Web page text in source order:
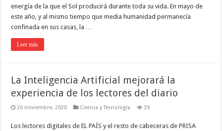
energía de la que el Sol producirá durante toda su vida. En mayo de
este año, y al mismo tiempo que media humanidad permanecía
confinada en sus casas, la …
Leer más
La Inteligencia Artificial mejorará la
experiencia de los lectores del diario
26 noviembre, 2020 Ciencia y Tecnología 39
Los lectores digitales de EL PAÍS y el resto de cabeceras de PRISA